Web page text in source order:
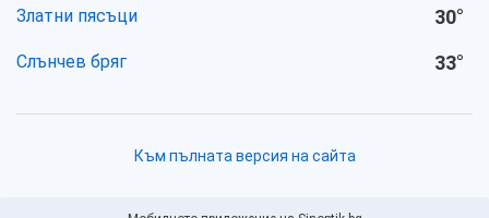
Златни пясъци 30°
Слънчев бряг 33°
Към пълната версия на сайта